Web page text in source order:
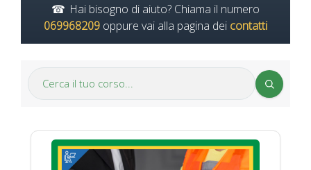
Hai bisogno di aiuto? Chiama il numero
069968209 oppure vai alla pagina dei contatti